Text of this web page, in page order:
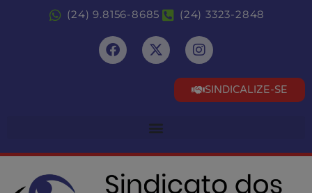
(24) 9.8156-8685 (24) 3323-2848
SINDICALIZE-SE